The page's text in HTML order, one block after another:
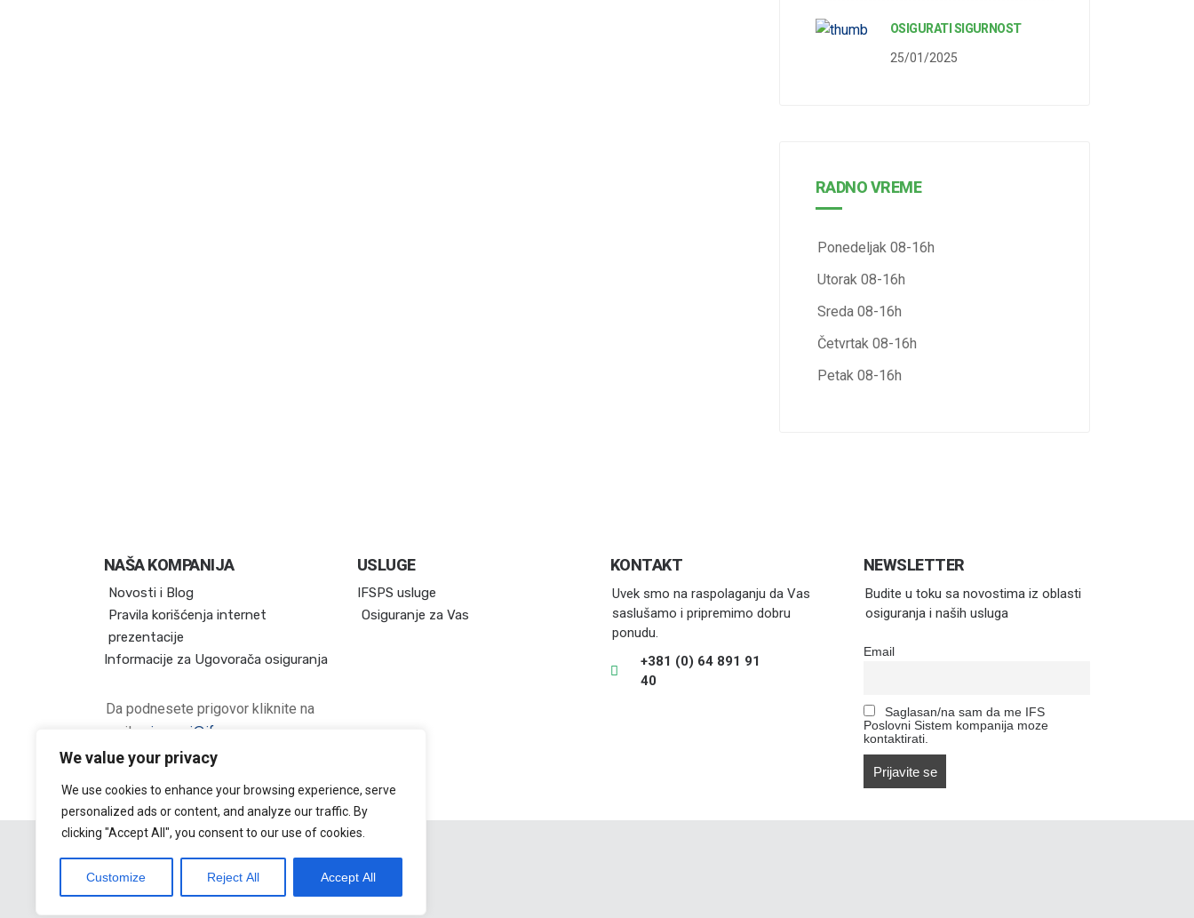
We value your privacy
We use cookies to enhance your browsing experience, serve
personalized ads or content, and analyze our traffic. By
clicking "Accept All", you consent to our use of cookies.
Customize Reject All Accept All
OSIGURATI SIGURNOST
25/01/2025
RADNO VREME
Ponedeljak 08-16h
Utorak 08-16h
Sreda 08-16h
Četvrtak 08-16h
Petak 08-16h
NAŠA KOMPANIJA
Novosti i Blog
Pravila korišćenja internet
prezentacije
Informacije za Ugovorača osiguranja
Da podnesete prigovor kliknite na
mail:
prigovori@ifsps.co.rs
USLUGE
IFSPS usluge
Osiguranje za Vas
KONTAKT
Uvek smo na raspolaganju da Vas
saslušamo i pripremimo dobru
ponudu.
+381 (0) 64 891 91
40
NEWSLETTER
Budite u toku sa novostima iz oblasti
osiguranja i naših usluga
Email
Saglasan/na sam da me IFS
Poslovni Sistem kompanija moze
kontaktirati.
© 2025, IFS Poslovni sistem.